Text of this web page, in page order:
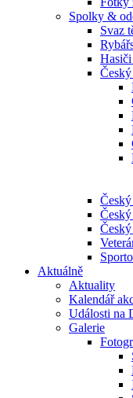
Spolky &
Svaz
Hasiči
Aktuálně
Aktuality
Kalendář
Události na
Galerie